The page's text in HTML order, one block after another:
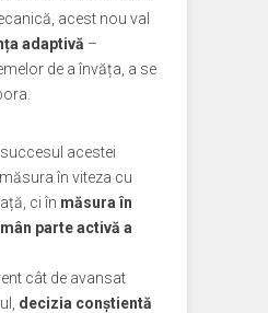
acest nou val
adaptivă –
de a învăța, a se
succesul acestei
în viteza cu
ci în măsura în
parte activă a
cât de avansat
decizia conștientă